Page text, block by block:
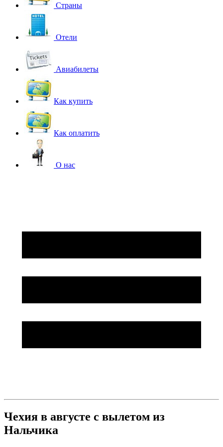
Страны
Отели
Авиабилеты
Как купить
Как оплатить
О нас
Чехия в августе с вылетом из
Нальчика